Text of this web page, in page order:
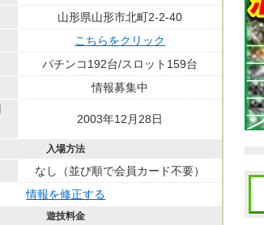
山形県山形市北町2-2-40
こちらをクリック
パチンコ192台/スロット159台
情報募集中
2003年12月28日
入場方法
なし（並び順で会員カード不要）
情報を修正する
遊技料金